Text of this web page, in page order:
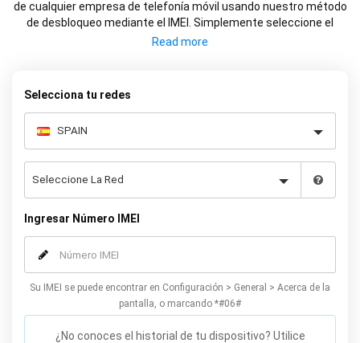
de cualquier empresa de telefonía móvil usando nuestro método
de desbloqueo mediante el IMEI. Simplemente seleccione el
modelo de su iPhone y siga nuestras simples instrucciones para
Selecciona tu redes
Ingresar Número IMEI
Su IMEI se puede encontrar en Configuración > General > Acerca de la
pantalla, o marcando *#06#
¿No conoces el historial de tu dispositivo? Utilice